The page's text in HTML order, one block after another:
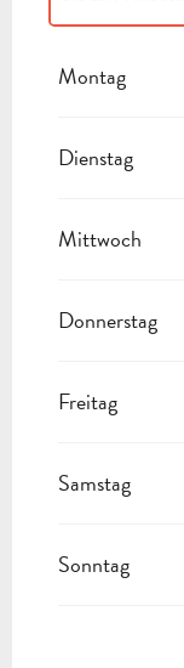
VOM
Montag
Dienstag
Mittwoch
Donnerstag
Freitag
Samstag
Sonntag